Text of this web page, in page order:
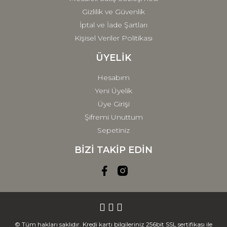
Gizlilik ve Güvenlik
İptal ve İade Şartları
Kişisel Veriler Politikası
ÜYELİK
Hesabım
Yeni Üyelik
Üye Girişi
Şifremi Unuttum
Sepetiniz
BİZİ TAKİP EDİN
© Tüm hakları saklıdır. Kredi kartı bilgileriniz 256bit SSL sertifikası ile